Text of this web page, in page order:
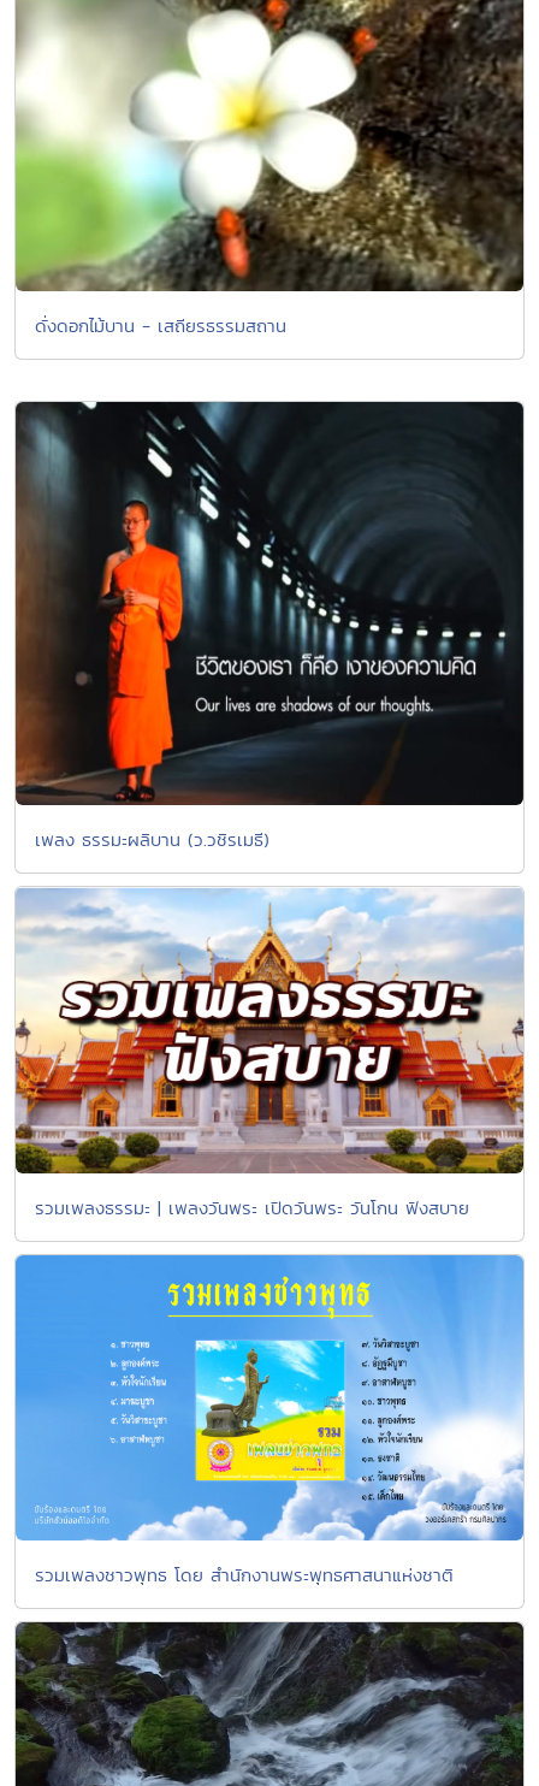
ดั่งดอกไม้บาน - เสถียรธรรมสถาน
เพลง ธรรมะผลิบาน (ว.วชิรเมธี)
รวมเพลงธรรมะ | เพลงวันพระ เปิดวันพระ วันโกน ฟังสบาย
รวมเพลงชาวพุทธ โดย สำนักงานพระพุทธศาสนาแห่งชาติ